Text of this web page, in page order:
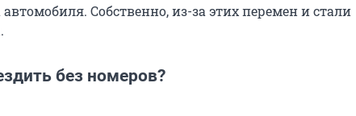
Собственно, из-за этих перемен и стали
без номеров?